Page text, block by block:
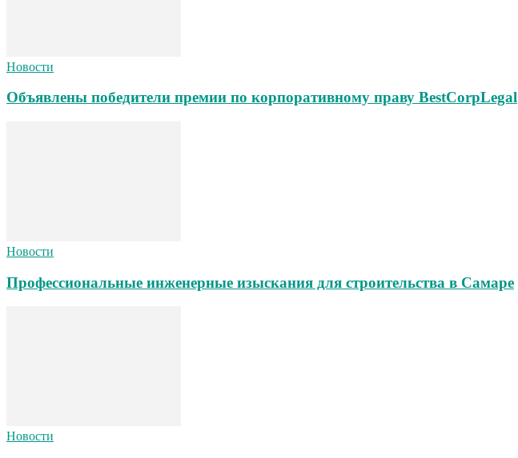
Новости
Объявлены победители премии по корпоративному праву BestCorpLegal
Новости
Профессиональные инженерные изыскания для строительства в Самаре
Новости